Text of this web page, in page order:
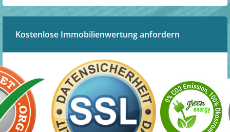
Kostenlose Immobilienwertung anfordern